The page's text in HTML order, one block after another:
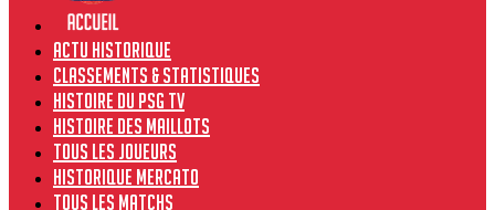
Actu historique
Classements & Statistiques
Histoire du PSG TV
Histoire des maillots
Tous les joueurs
Historique Mercato
Tous les matchs